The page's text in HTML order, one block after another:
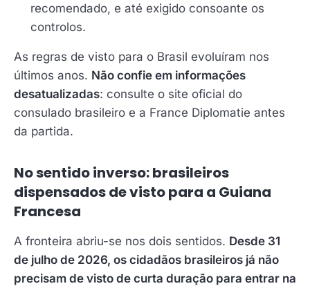
recomendado, e até exigido consoante os
controlos.
As regras de visto para o Brasil evoluíram nos
últimos anos. Não confie em informações
desatualizadas: consulte o site oficial do
consulado brasileiro e a France Diplomatie antes
da partida.
No sentido inverso: brasileiros
dispensados de visto para a Guiana
Francesa
A fronteira abriu-se nos dois sentidos. Desde 31
de julho de 2026, os cidadãos brasileiros já não
precisam de visto de curta duração para entrar na